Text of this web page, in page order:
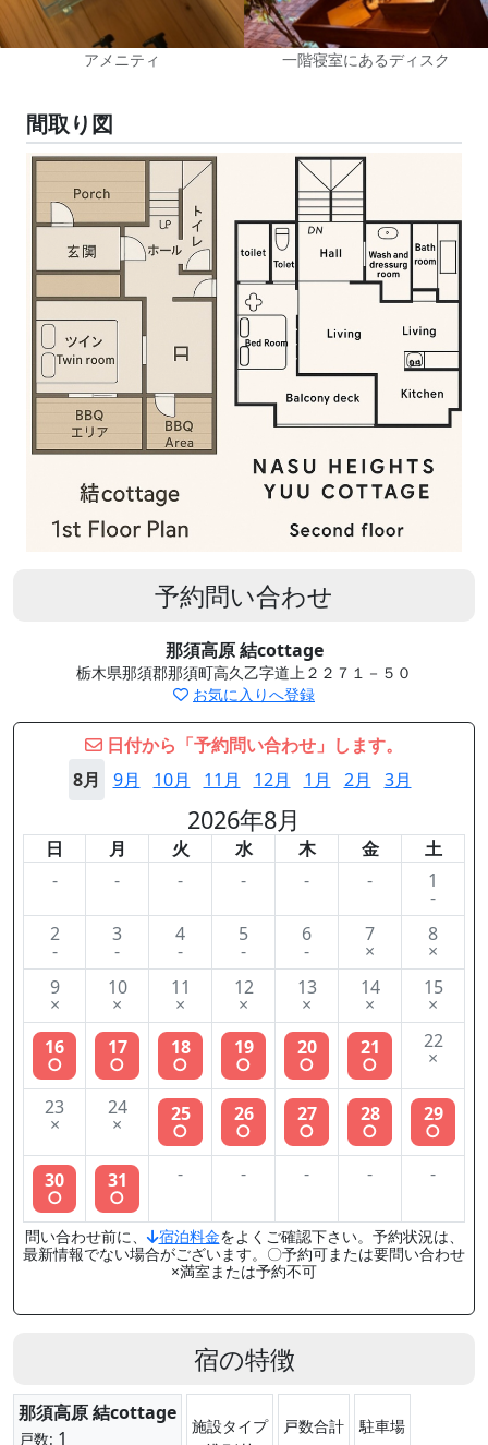
アメニティ 一階寝室にあるディスク
間取り図
予約問い合わせ
那須高原 結cottage
栃木県那須郡那須町高久乙字道上２２７１－５０
お気に入りへ登録
日付から「予約問い合わせ」します。
8月
9月 10月 11月 12月 1月 2月 3月
2026年8月
日 月 火 水 木 金
土
-
- - - - - 1
-
2
-
3
-
4
-
5
-
6
-
7
×
8
×
9
×
10
×
11
×
12
×
13
×
14
×
15
×
16
○
17
○
18
○
19
○
20
○
21
○
22
×
23
×
24
× 25
○
26
○
27
○
28
○
29
○
30
○
31
○
- - - - -
問い合わせ前に、 宿泊料金をよくご確認下さい。予約状況は、
最新情報でない場合がございます。〇予約可または要問い合わせ
×満室または予約不可
宿の特徴
那須高原 結cottage
戸数: 1
施設タイプ 戸数合計 駐車場